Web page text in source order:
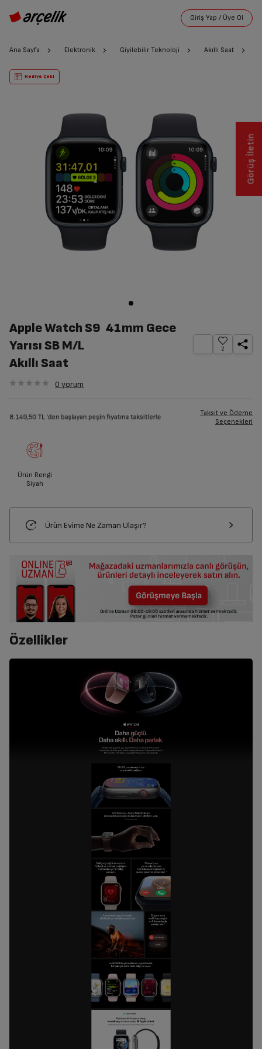
Ana Sayfa Elektronik Giyilebilir Teknoloji Akıllı Saat
Hediye Çeki
Apple Watch S9 41mm Gece
Yarısı SB M/L
Akıllı Saat
2
0 yorum
Taksit ve Ödeme
Seçenekleri
Ürün Rengi
Siyah
Ürün Evime Ne Zaman Ulaşır?
Özellikler
Görüş İletin